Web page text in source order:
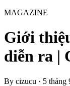
MAGAZINE
Giới
diễn ra |
By cizucu · 5 tháng